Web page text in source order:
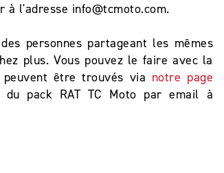
l'adresse info@tcmoto.com.
personnes partageant les mêmes
plus. Vous pouvez le faire avec la
peuvent être trouvés via notre page
pack RAT TC Moto par email à